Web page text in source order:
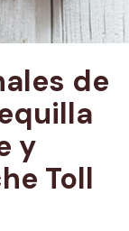
de
y
Toll